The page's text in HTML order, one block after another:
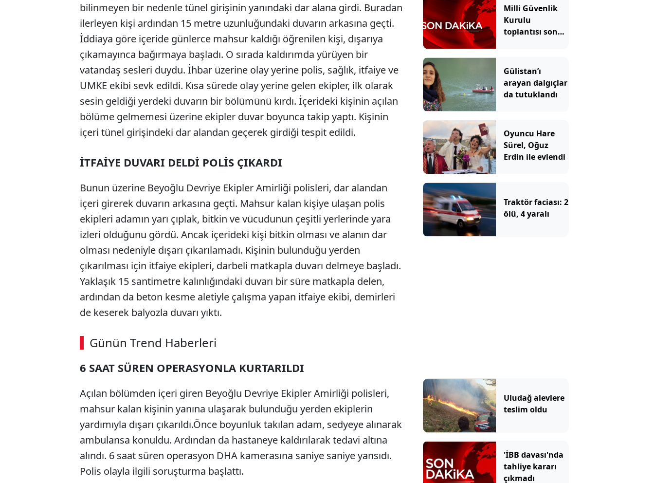
bilinmeyen bir nedenle tünel girişinin yanındaki dar alana girdi. Buradan
ilerleyen kişi ardından 15 metre uzunluğundaki duvarın arkasına geçti.
İddiaya göre içeride günlerce mahsur kaldığı öğrenilen kişi, dışarıya
çıkamayınca bağırmaya başladı. O sırada kaldırımda yürüyen bir
vatandaş sesleri duydu. İhbar üzerine olay yerine polis, sağlık, itfaiye ve
UMKE ekibi sevk edildi. Kısa sürede olay yerine gelen ekipler, ilk olarak
sesin geldiği yerdeki duvarın bir bölümünü kırdı. İçerideki kişinin açılan
bölüme gelmemesi üzerine ekipler duvar boyunca takip yaptı. Kişinin
içeri tünel girişindeki dar alandan geçerek girdiği tespit edildi.
İTFAİYE DUVARI DELDİ POLİS ÇIKARDI
Bunun üzerine Beyoğlu Devriye Ekipler Amirliği polisleri, dar alandan
içeri girerek duvarın arkasına geçti. Mahsur kalan kişiye ulaşan polis
ekipleri adamın yarı çıplak, bitkin ve vücudunun çeşitli yerlerinde yara
izleri olduğunu gördü. Ancak içerideki kişi bitkin olması ve alanın dar
olması nedeniyle dışarı çıkarılamadı. Kişinin bulunduğu yerden
çıkarılması için itfaiye ekipleri, darbeli matkapla duvarı delmeye başladı.
Yaklaşık 15 santimetre kalınlığındaki duvarı bir süre matkapla delen,
ardından da beton kesme aletiyle çalışma yapan itfaiye ekibi, demirleri
de keserek balyozla duvarı yıktı.
Günün Trend Haberleri
00:02 / 09:08
6 SAAT SÜREN OPERASYONLA KURTARILDI
Açılan bölümden içeri giren Beyoğlu Devriye Ekipler Amirliği polisleri,
mahsur kalan kişinin yanına ulaşarak bulunduğu yerden ekiplerin
yardımıyla dışarı çıkarıldı.Önce boyunluk takılan adam, sedyeye alınarak
ambulansa konuldu. Ardından da hastaneye kaldırılarak tedavi altına
alındı. 6 saat süren operasyon DHA kamerasına saniye saniye yansıdı.
Polis olayla ilgili soruşturma başlattı.
Milli Güvenlik
Kurulu
toplantısı sona
Gülistan’ı
arayan dalgıçlar
da tutuklandı
Oyuncu Hare
Sürel, Oğuz
Erdin ile evlendi
Traktör faciası: 2
ölü, 4 yaralı
Uludağ alevlere
teslim oldu
'İBB davası'nda
tahliye kararı
çıkmadı